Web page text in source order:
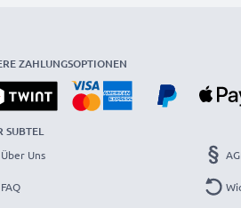
ZAHLUNGSOPTIONEN
SUBTEL
Über Uns
FAQ